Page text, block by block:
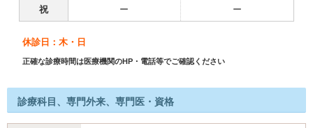
祝 ー ー
休診日：木・日
正確な診療時間は医療機関のHP・電話等でご確認ください
診療科目、専門外来、専門医・資格